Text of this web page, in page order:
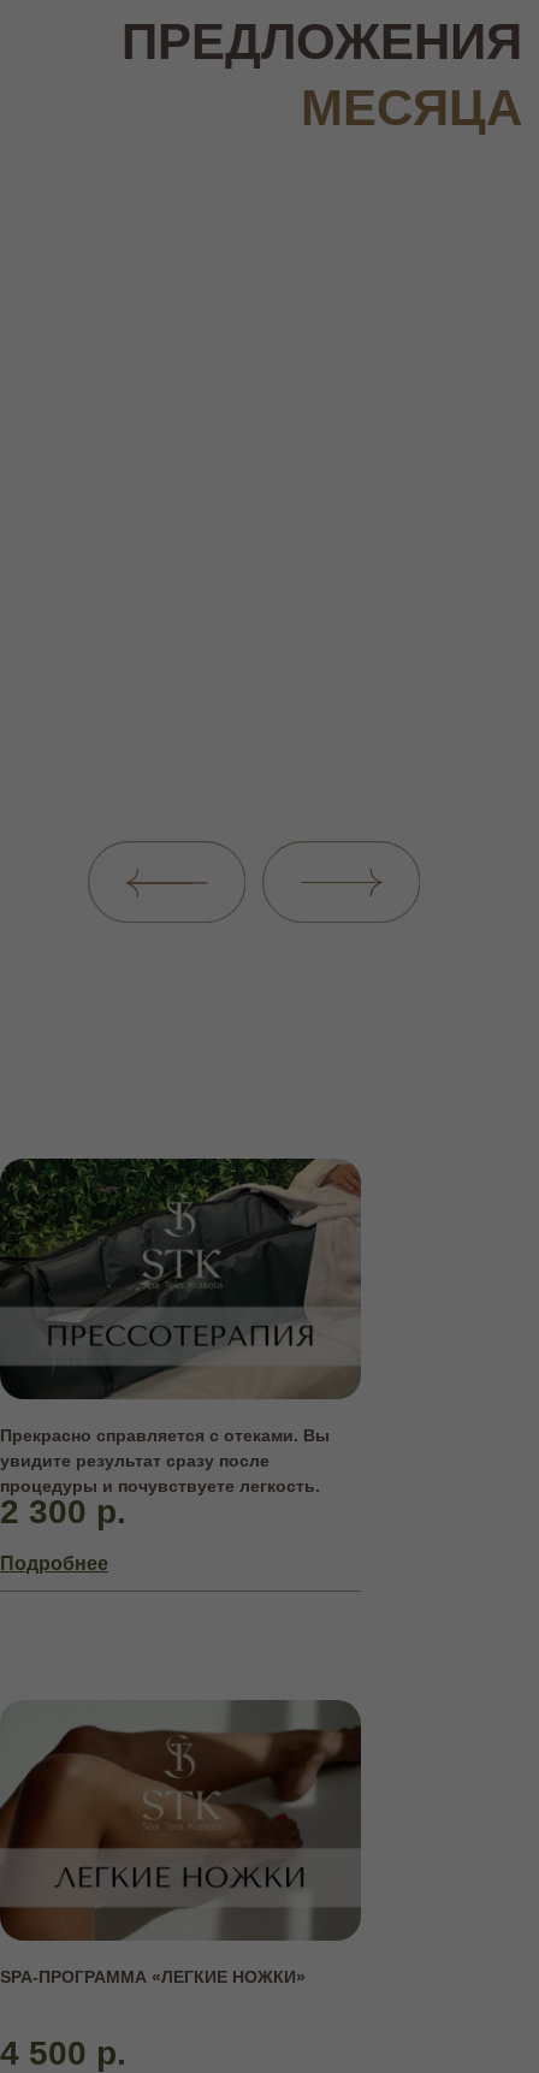
Прекрасно справляется с отеками. Вы
увидите результат сразу после
процедуры и почувствуете легкость.
2 300 р.
Подробнее
SPA-ПРОГРАММА «ЛЕГКИЕ НОЖКИ»
4 500 р.